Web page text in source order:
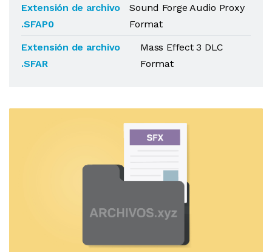
Extensión de archivo
.SFAP0
Sound Forge Audio Proxy
Format
Extensión de archivo
.SFAR
Mass Effect 3 DLC
Format